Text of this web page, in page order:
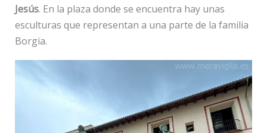
Jesús. En la plaza donde se encuentra hay unas
esculturas que representan a una parte de la familia
Borgia.